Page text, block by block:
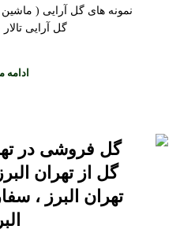
نمونه های گل آرایی (
گل آرایی
گل فروشی در
گل از تهران
تهران البرز ،